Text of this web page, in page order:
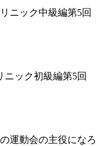
ニック中級編第5回
ニック初級編第5回
運動会の主役になろ